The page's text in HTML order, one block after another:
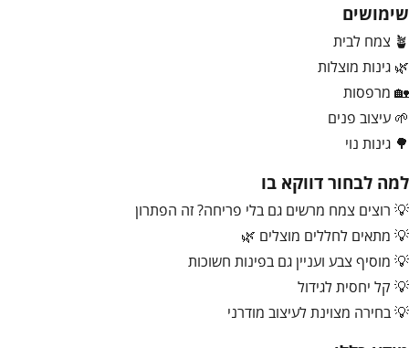
שימושים
🪴 צמח לבית
🌿 גינות מוצלות
🏡 מרפסות
🌱 עיצוב פנים
🌳 גינות נוי
למה לבחור דווקא בו
💡 רוצים צמח מרשים גם בלי פריחה? זה הפתרון
💡 מתאים לחללים מוצלים 🌿
💡 מוסיף צבע ועניין גם בפינות חשוכות
💡 קל יחסית לגידול
💡 בחירה מצוינת לעיצוב מודרני